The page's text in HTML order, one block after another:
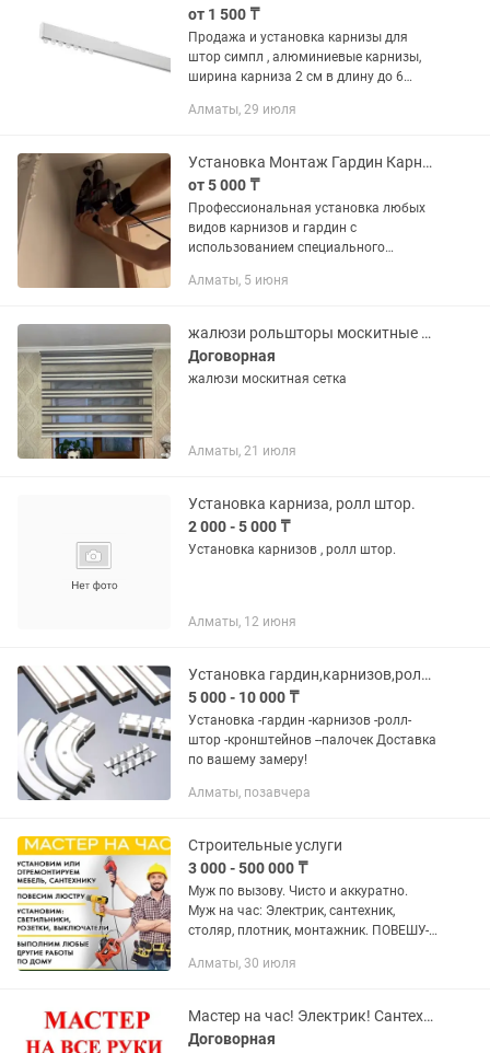
от 1 500 ₸
Продажа и установка карнизы для
штор симпл , алюминиевые карнизы,
ширина карниза 2 см в длину до 6
крепления потолочные Пластиковые
Алматы, 29 июля
Установка Монтаж Гардин Карнизов
от 5 000 ₸
Профессиональная установка любых
видов карнизов и гардин с
использованием специального
проделанную работу. Выезд по городу
Алматы, 5 июня
жалюзи рольшторы москитные сетки карнизы Установка доставка замер
Договорная
жалюзи москитная сетка
Алматы, 21 июля
Установка карниза, ролл штор.
2 000 - 5 000 ₸
Установка карнизов , ролл штор.
Алматы, 12 июня
Установка гардин,карнизов,ролл-штор.Доставка карнизов!
5 000 - 10 000 ₸
Установка -гардин -карнизов -ролл-
штор -кронштейнов --палочек Доставка
по вашему замеру!
Алматы, позавчера
Строительные услуги
3 000 - 500 000 ₸
Муж по вызову. Чисто и аккуратно.
Муж на час: Электрик, сантехник,
столяр, плотник, монтажник. ПОВЕШУ-
Картины - Зеркала - Шторы - Гардины -
Алматы, 30 июля
Мастер на час! Электрик! Сантехник! Установка, сборка, ремонт, монтаж!
Договорная